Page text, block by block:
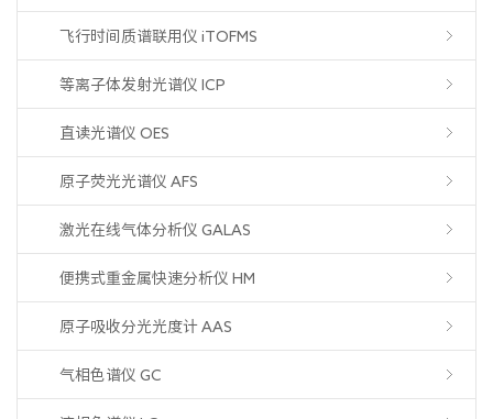
飞行时间质谱联用仪 iTOFMS
等离子体发射光谱仪 ICP
直读光谱仪 OES
原子荧光光谱仪 AFS
激光在线气体分析仪 GALAS
便携式重金属快速分析仪 HM
原子吸收分光光度计 AAS
气相色谱仪 GC